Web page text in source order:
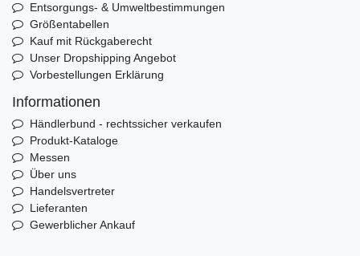
Entsorgungs- & Umweltbestimmungen
Größentabellen
Kauf mit Rückgaberecht
Unser Dropshipping Angebot
Vorbestellungen Erklärung
Informationen
Händlerbund - rechtssicher verkaufen
Produkt-Kataloge
Messen
Über uns
Handelsvertreter
Lieferanten
Gewerblicher Ankauf